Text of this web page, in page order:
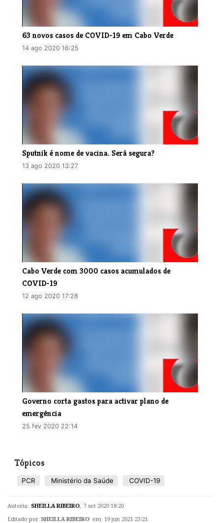
63 novos casos de COVID-19 em Cabo Verde
14 ago 2020 16:25
Sputnik é nome de vacina. Será segura?
13 ago 2020 13:27
Cabo Verde com 3000 casos acumulados de
COVID-19
12 ago 2020 17:28
Governo corta gastos para activar plano de
emergência
25 fev 2020 22:14
Tópicos
PCR Ministério da Saúde COVID-19
Autoria: SHEILLA RIBEIRO 7 set 2020 18:20
Editado por SHEILLA RIBEIRO em 19 jun 2021 23:21